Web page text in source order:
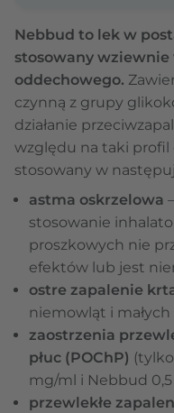
Nebbud to lek w
stosowany wziewnie
oddechowego.
czynną z grupy
działanie
względu na taki profil
stosowany w
astma oskrzelowa
stosowanie
proszkowych nie
efektów lub jest
ostre zapalenie
niemowląt i małych
zaostrzenia
płuc (POChP)
mg/ml i Nebbud
przewlekłe